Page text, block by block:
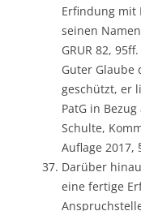
Erfindung mit
seinen
GRUR 82,
Guter Glaube
geschützt, er
PatG in
Schulte,
Auflage 2017,
Darüber
eine fertige